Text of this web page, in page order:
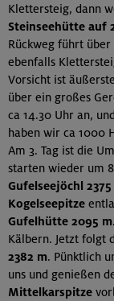
Klettersteig, dann
Steinseehütte auf
Rückweg führt über
ebenfalls
Vorsicht ist
über ein großes
ca 14.30 Uhr an,
haben wir ca 1000
Am 3. Tag ist die
starten wieder um
Gufelseejöchl 2375
Kogelseepitze
Gufelhütte 2095 m
Kälbern. Jetzt folgt
2382 m. Pünktlich
uns und genießen
Mittelkarspitze